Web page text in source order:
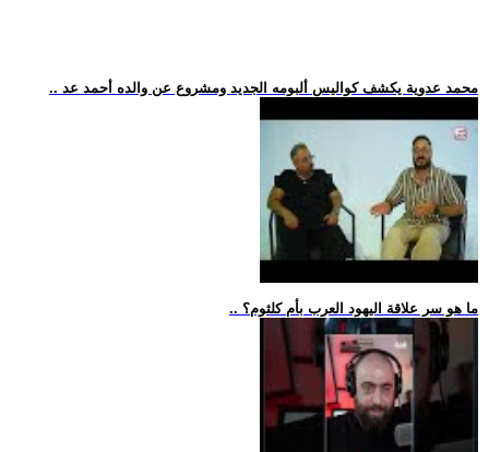
.. محمد عدوية يكشف كواليس ألبومه الجديد ومشروع عن والده أحمد عد
.. ما هو سر علاقة اليهود العرب بأم كلثوم؟